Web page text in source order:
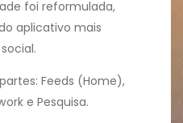
foi reformulada,
aplicativo mais
Feeds (Home),
e Pesquisa.